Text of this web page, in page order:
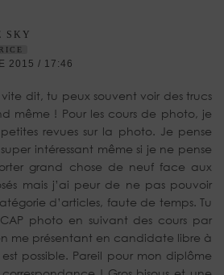
SKY
2015 / 17:46
vite dit, tu peux souvent voir des trucs
même ! Pour les cours de photo, je
revues sur la photo. Je pense
intéressant même si je ne pense
grand chose de neuf face aux
mais j’ai peur de ne pas pouvoir
d’articles, faute de temps. Tu
photo en suivant des cours par
me présentant en candidate libre à
possible. Pareil pour mon diplôme